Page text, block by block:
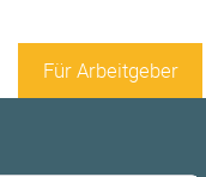
Für Arbeitgeber